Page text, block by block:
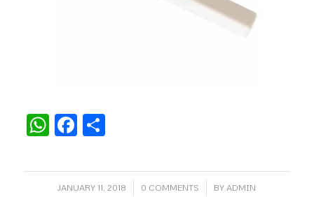
WhatsApp
Facebook
Share
JANUARY 11, 2018
/ 0 COMMENTS
/ BYADMIN